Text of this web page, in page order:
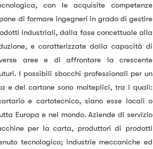
con le acquisite competenze
di formare ingegneri in grado di gestire
industriali, dalla fase concettuale alla
e caratterizzate dalla capacità di
aree e di affrontare la crescente
I possibili sbocchi professionali per un
e del cartone sono molteplici, tra i quali:
e cartotecnico, siano esse locali o
Europa e nel mondo. Aziende di servizio
per la carta, produttori di prodotti
tecnologico; industrie meccaniche ed